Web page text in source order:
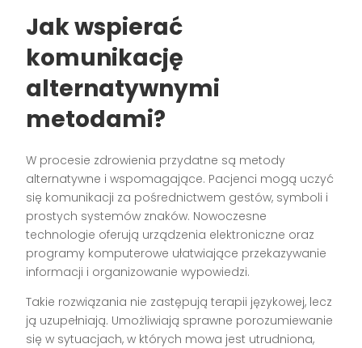
Jak wspierać
komunikację
alternatywnymi
metodami?
W procesie zdrowienia przydatne są metody
alternatywne i wspomagające. Pacjenci mogą uczyć
się komunikacji za pośrednictwem gestów, symboli i
prostych systemów znaków. Nowoczesne
technologie oferują urządzenia elektroniczne oraz
programy komputerowe ułatwiające przekazywanie
informacji i organizowanie wypowiedzi.
Takie rozwiązania nie zastępują terapii językowej, lecz
ją uzupełniają. Umożliwiają sprawne porozumiewanie
się w sytuacjach, w których mowa jest utrudniona,